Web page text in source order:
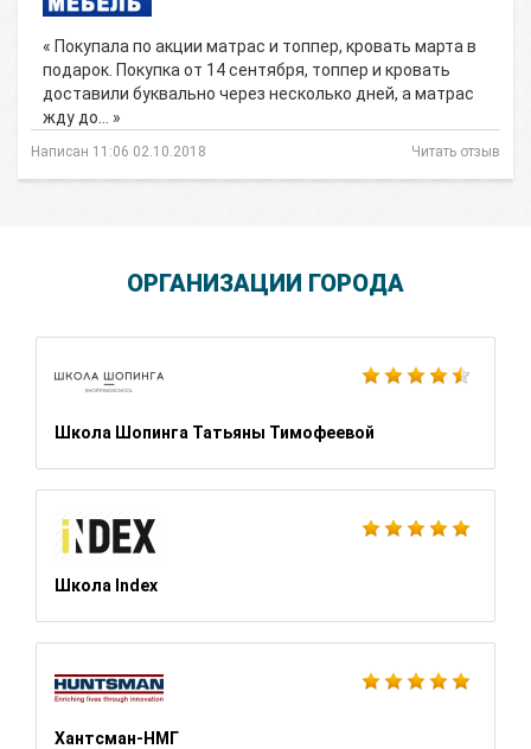
« Покупала по акции матрас и топпер, кровать марта в
подарок. Покупка от 14 сентября, топпер и кровать
доставили буквально через несколько дней, а матрас
жду до… »
Написан 11:06 02.10.2018 Читать отзыв
ОРГАНИЗАЦИИ ГОРОДА
Школа Шопинга Татьяны Тимофеевой
Школа Index
Хантсман-НМГ